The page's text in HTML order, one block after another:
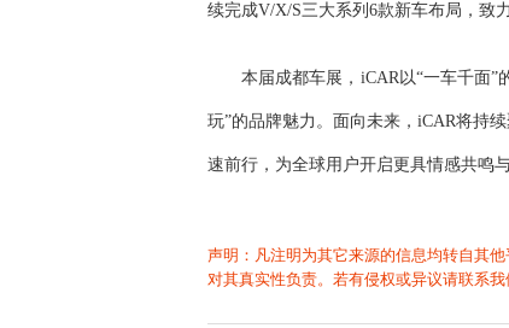
续完成V/X/S三大系列6款新车布局，致
本届成都车展，iCAR以“一车千面
玩”的品牌魅力。面向未来，iCAR将持
速前行，为全球用户开启更具情感共鸣
声明：凡注明为其它来源的信息均转自其
对其真实性负责。若有侵权或异议请联系我